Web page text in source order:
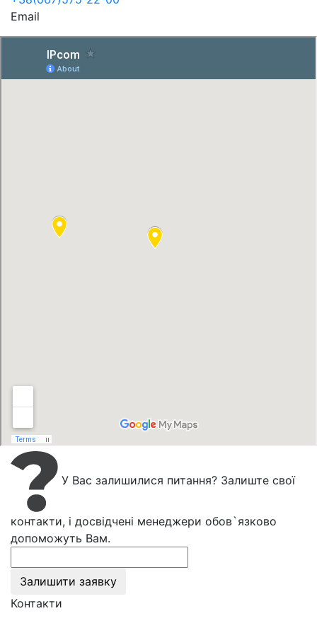
Email
У Вас залишилися питання? Залиште свої
контакти, і досвідчені менеджери обов`язково
допоможуть Вам.
Залишити заявку
Контакти